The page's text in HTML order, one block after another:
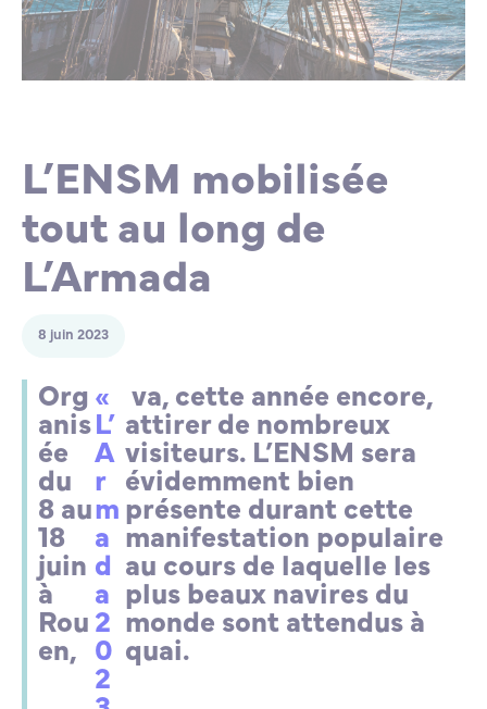
Lycée Professionnel Maritime de Bastia
Nos engagements
La recherche
Contacts de la Recherche à l’ENSM
L'international
Évènements internationaux
La scolarité et la vie étudiante
Bourses d’études
Faire un don
L’ENSM mobilisée
tout au long de
L’Armada
8 juin 2023
Org
anis
ée
du
8 au
18
juin
à
Rou
en,
«
L’
A
r
m
a
d
a
2
0
2
va, cette année encore,
attirer de nombreux
visiteurs. L’ENSM sera
évidemment bien
présente durant cette
manifestation populaire
au cours de laquelle les
plus beaux navires du
monde sont attendus à
quai.